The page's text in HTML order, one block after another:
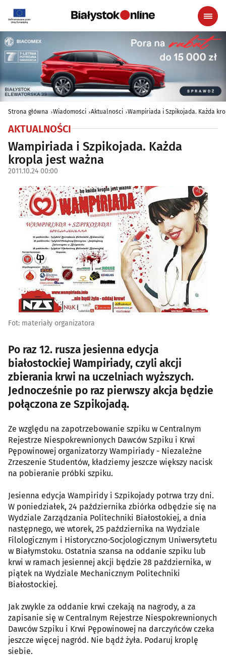
Strona główna Wiadomości Aktualności Wampiriada i Szpikojada. Każda
AKTUALNOŚCI
Wampiriada i Szpikojada. Każda
kropla jest ważna
2011.10.24 00:00
Fot: materiały organizatora
Po raz 12. rusza jesienna edycja
białostockiej Wampiriady, czyli akcji
zbierania krwi na uczelniach wyższych.
Jednocześnie po raz pierwszy akcja będzie
połączona ze Szpikojadą.
Ze względu na zapotrzebowanie szpiku w Centralnym
Rejestrze Niespokrewnionych Dawców Szpiku i Krwi
Pępowinowej organizatorzy Wampiriady - Niezależne
Zrzeszenie Studentów, kładziemy jeszcze większy nacisk
na pobieranie próbki szpiku.
Jesienna edycja Wampiridy i Szpikojady potrwa trzy dni.
W poniedziałek, 24 października zbiórka odbędzie się na
Wydziale Zarządzania Politechniki Białostokiej, a dnia
następnego, we wtorek, 25 października na Wydziale
Filologicznym i Historyczno-Socjologicznym Uniwersytetu
w Białymstoku. Ostatnia szansa na oddanie szpiku lub
krwi w ramach jesiennej akcji będzie 28 października, w
piątek na Wydziale Mechanicznym Politechniki
Białostockiej.
Jak zwykle za oddanie krwi czekają na nagrody, a za
zapisanie się w Centralnym Rejestrze Niespokrewnionych
Dawców Szpiku i Krwi Pępowinowej na darczyńców czeka
jeszcze więcej nagród. Nie bądź żyła. Podaruj kroplę
siebie.